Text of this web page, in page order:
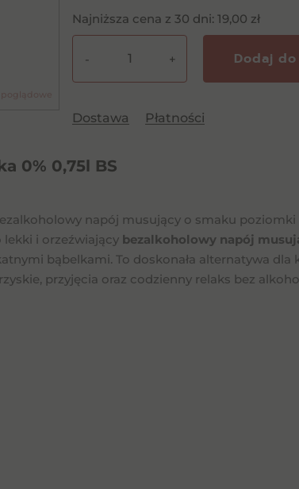
Najniższa cena z 30 dni: 19,00 zł
Fresco
Frizzante
Poziomka
BS
- + Dodaj
Dostawa Płatności
0% 0,75l BS
napój musujący o smaku poziomki
lekki i orzeźwiający bezalkoholowy napój
bąbelkami. To doskonała alternatywa dla
przyjęcia oraz codzienny relaks bez